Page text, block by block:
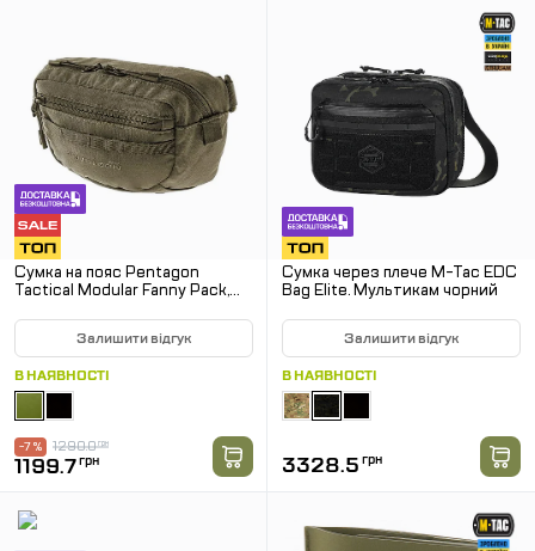
Сумка на пояс Pentagon
Tactical Modular Fanny Pack,
Залишити відгук
В НАЯВНОСТІ
1290.0грн
-7 %
1199.7грн
Сумка через плече M-Tac EDC
Bag Elite. Мультикам чорний
Залишити відгук
В НАЯВНОСТІ
3328.5 грн